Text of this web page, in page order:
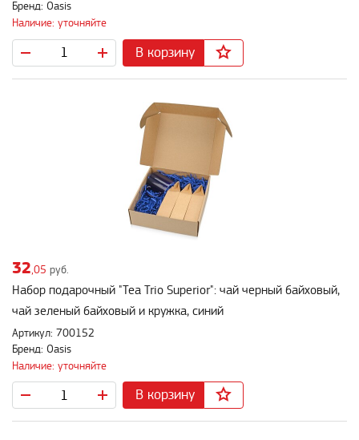
Бренд: Oasis
Наличие: уточняйте
В корзину
32 ,05 руб.
Набор подарочный "Tea Trio Superior": чай черный байховый,
чай зеленый байховый и кружка, синий
Артикул: 700152
Бренд: Oasis
Наличие: уточняйте
В корзину